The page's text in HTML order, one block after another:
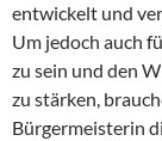
entwickelt und
Um jedoch auch
zu sein und den
zu stärken,
Bürgermeisterin